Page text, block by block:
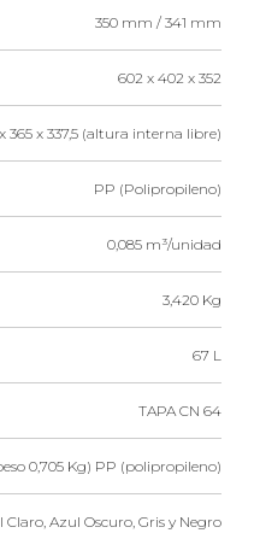
350 mm / 341 mm
602 x 402 x 352
365 x 337,5 (altura interna libre)
PP (Polipropileno)
0,085 m³/unidad
3,420 Kg
67 L
TAPA CN 64
0,705 Kg) PP (polipropileno)
Claro, Azul Oscuro, Gris y Negro